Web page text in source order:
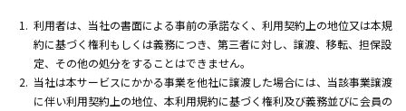
利用者は、当社の書面による事前の承諾なく、利用契約上の地位又は本規
約に基づく権利もしくは義務につき、第三者に対し、譲渡、移転、担保設
定、その他の処分をすることはできません。
当社は本サービスにかかる事業を他社に譲渡した場合には、当該事業譲渡
に伴い利用契約上の地位、本利用規約に基づく権利及び義務並びに会員の